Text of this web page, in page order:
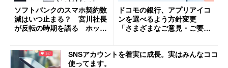
ソフトバンクのスマホ契約数
減はいつ止まる？ 宮川社長
が反転の時期を語る ホッピ
ドコモの銀行、アプリアイコ
ンを選べるよう方針変更
「さまざまなご意見・ご要望
SNSアカウントを着実に成長。実はみんなココ
使ってます。